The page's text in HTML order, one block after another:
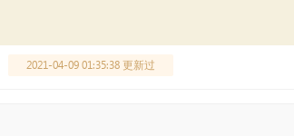
2021-04-09 01:35:38 更新过